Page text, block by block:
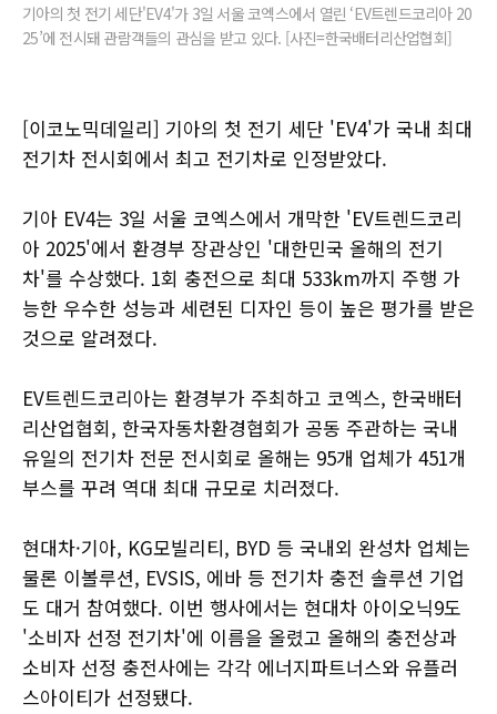
기아의 첫 전기 세단'EV4'가 3일 서울 코엑스에서 열린 ‘EV트렌드코리아 20
25’에 전시돼 관람객들의 관심을 받고 있다. [사진=한국배터리산업협회]
[이코노믹데일리] 기아의 첫 전기 세단 'EV4'가 국내 최대
전기차 전시회에서 최고 전기차로 인정받았다.
기아 EV4는 3일 서울 코엑스에서 개막한 'EV트렌드코리
아 2025'에서 환경부 장관상인 '대한민국 올해의 전기
차'를 수상했다. 1회 충전으로 최대 533km까지 주행 가
능한 우수한 성능과 세련된 디자인 등이 높은 평가를 받은
것으로 알려졌다.
EV트렌드코리아는 환경부가 주최하고 코엑스, 한국배터
리산업협회, 한국자동차환경협회가 공동 주관하는 국내
유일의 전기차 전문 전시회로 올해는 95개 업체가 451개
부스를 꾸려 역대 최대 규모로 치러졌다.
현대차·기아, KG모빌리티, BYD 등 국내외 완성차 업체는
물론 이볼루션, EVSIS, 에바 등 전기차 충전 솔루션 기업
도 대거 참여했다. 이번 행사에서는 현대차 아이오닉9도
'소비자 선정 전기차'에 이름을 올렸고 올해의 충전상과
소비자 선정 충전사에는 각각 에너지파트너스와 유플러
스아이티가 선정됐다.